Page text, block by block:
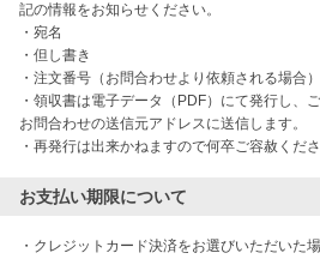
記の情報をお知らせください。
・宛名
・但し書き
・注文番号（お問合わせより依頼される場合）
・領収書は電子データ（PDF）にて発行し、
お問合わせの送信元アドレスに送信します。
・再発行は出来かねますので何卒ご容赦くださ
お支払い期限について
・クレジットカード決済をお選びいただいた